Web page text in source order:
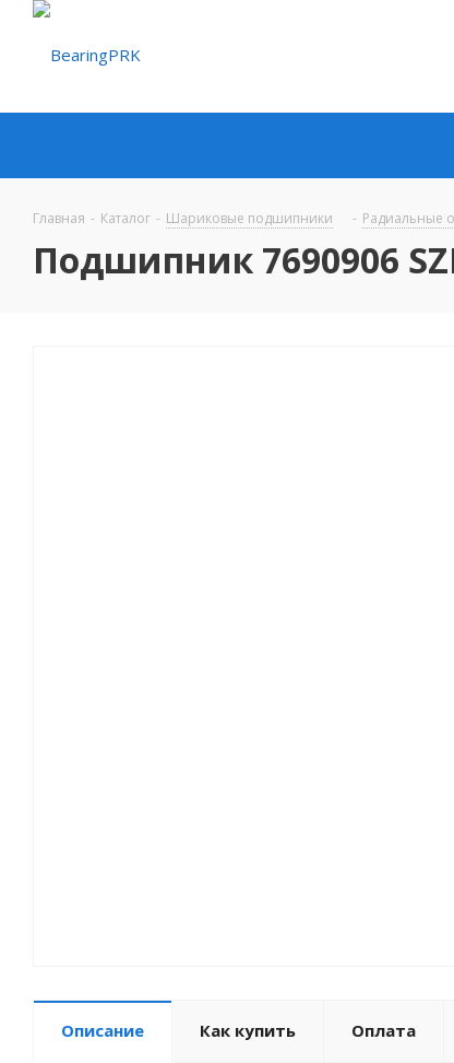
Главная - Каталог - Шариковые подшипники - Радиальные
Подшипник 7690906
Описание Как купить Оплата